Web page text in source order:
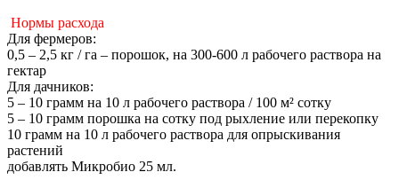
Нормы расхода
Для фермеров:
0,5 – 2,5 кг / га – порошок, на 300-600 л рабочего раствора на
гектар
Для дачников:
5 – 10 грамм на 10 л рабочего раствора / 100 м² сотку
5 – 10 грамм порошка на сотку под рыхление или перекопку
10 грамм на 10 л рабочего раствора для опрыскивания
растений
добавлять Микробио 25 мл.